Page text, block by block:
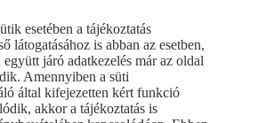
esetében a tájékoztatás
látogatásához is abban az esetben,
járó adatkezelés már az oldal
Amennyiben a süti
által kifejezetten kért funkció
akkor a tájékoztatás is